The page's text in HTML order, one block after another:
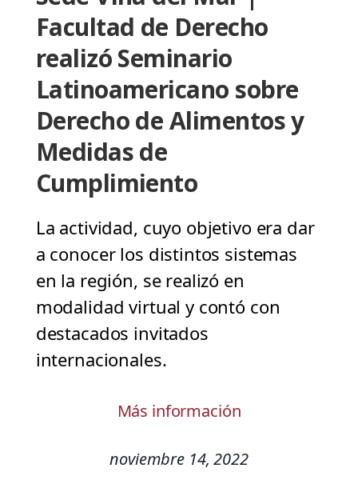
Facultad de Derecho
realizó Seminario
Latinoamericano sobre
Derecho de Alimentos y
Medidas de
Cumplimiento
La actividad, cuyo objetivo era dar
a conocer los distintos sistemas
en la región, se realizó en
modalidad virtual y contó con
destacados invitados
internacionales.
Más información
noviembre 14, 2022